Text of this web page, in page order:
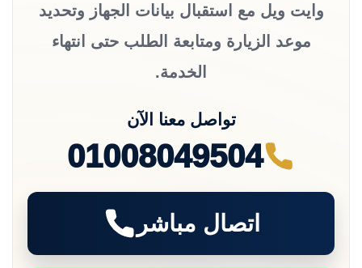
وايت ويل مع استقبال بيانات الجهاز وتحديد
موعد الزيارة ومتابعة الطلب حتى انتهاء
الخدمة.
تواصل معنا الآن
01008049504
اتصال مباشر